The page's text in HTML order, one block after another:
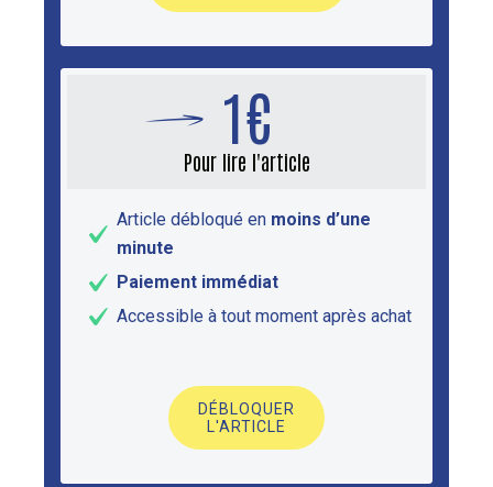
1€
Pour lire l'article
Article débloqué en moins d’une
minute
Paiement immédiat
Accessible à tout moment après achat
DÉBLOQUER
L'ARTICLE